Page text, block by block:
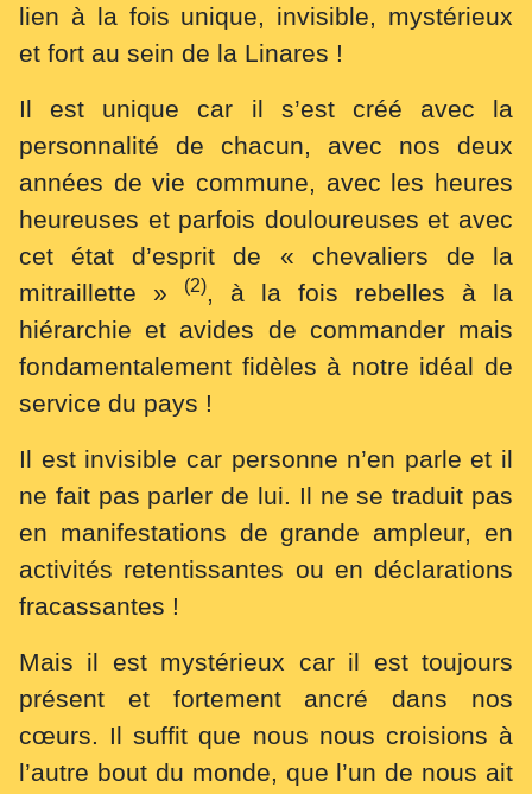
lien à la fois unique, invisible, mystérieux
et fort au sein de la Linares !
Il est unique car il s’est créé avec la
personnalité de chacun, avec nos deux
années de vie commune, avec les heures
heureuses et parfois douloureuses et avec
cet état d’esprit de « chevaliers de la
mitraillette »
(2), à la fois rebelles à la
hiérarchie et avides de commander mais
fondamentalement fidèles à notre idéal de
service du pays !
Il est invisible car personne n’en parle et il
ne fait pas parler de lui. Il ne se traduit pas
en manifestations de grande ampleur, en
activités retentissantes ou en déclarations
fracassantes !
Mais il est mystérieux car il est toujours
présent et fortement ancré dans nos
cœurs. Il suffit que nous nous croisions à
l’autre bout du monde, que l’un de nous ait